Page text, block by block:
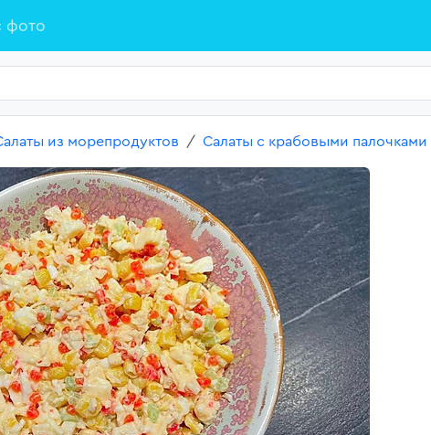
фото
из морепродуктов Салаты с крабовыми палочками